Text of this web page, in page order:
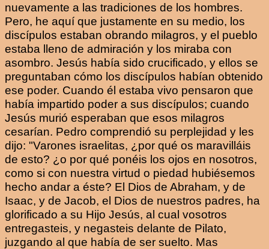
nuevamente a las tradiciones de los hombres.
Pero, he aquí que justamente en su medio, los
discípulos estaban obrando milagros, y el pueblo
estaba lleno de admiración y los miraba con
asombro. Jesús había sido crucificado, y ellos se
preguntaban cómo los discípulos habían obtenido
ese poder. Cuando él estaba vivo pensaron que
había impartido poder a sus discípulos; cuando
Jesús murió esperaban que esos milagros
cesarían. Pedro comprendió su perplejidad y les
dijo: "Varones israelitas, ¿por qué os maravilláis
de esto? ¿o por qué ponéis los ojos en nosotros,
como si con nuestra virtud o piedad hubiésemos
hecho andar a éste? El Dios de Abraham, y de
Isaac, y de Jacob, el Dios de nuestros padres, ha
glorificado a su Hijo Jesús, al cual vosotros
entregasteis, y negasteis delante de Pilato,
juzgando al que había de ser suelto. Mas